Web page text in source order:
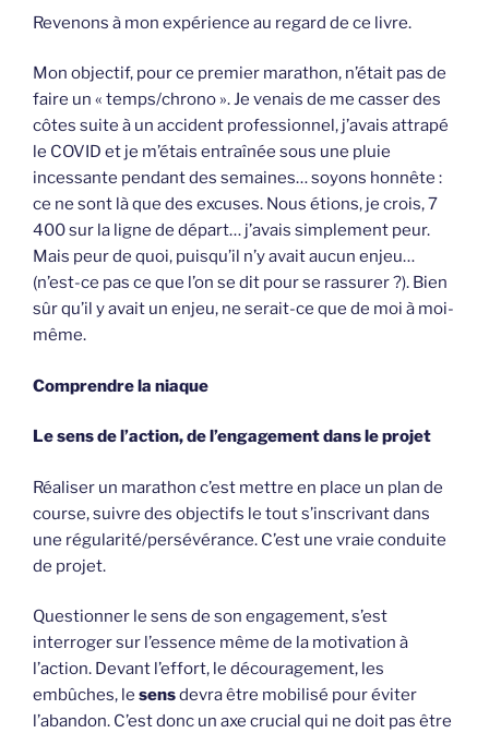
Revenons à mon expérience au regard de ce livre.
Mon objectif, pour ce premier marathon, n’était pas de
faire un « temps/chrono ». Je venais de me casser des
côtes suite à un accident professionnel, j’avais attrapé
le COVID et je m’étais entraînée sous une pluie
incessante pendant des semaines… soyons honnête :
ce ne sont là que des excuses. Nous étions, je crois, 7
400 sur la ligne de départ… j’avais simplement peur.
Mais peur de quoi, puisqu’il n’y avait aucun enjeu…
(n’est-ce pas ce que l’on se dit pour se rassurer ?). Bien
sûr qu’il y avait un enjeu, ne serait-ce que de moi à moi-
même.
Comprendre la niaque
Le sens de l’action, de l’engagement dans le projet
Réaliser un marathon c’est mettre en place un plan de
course, suivre des objectifs le tout s’inscrivant dans
une régularité/persévérance. C’est une vraie conduite
de projet.
Questionner le sens de son engagement, s’est
interroger sur l’essence même de la motivation à
l’action. Devant l’effort, le découragement, les
embûches, le sensdevra être mobilisé pour éviter
l’abandon. C’est donc un axe crucial qui ne doit pas être